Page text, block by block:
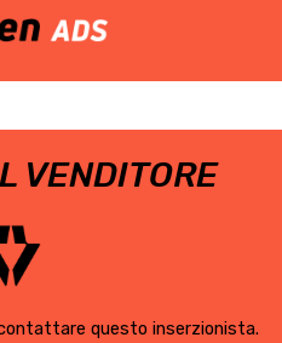
VENDITORE
questo inserzionista.